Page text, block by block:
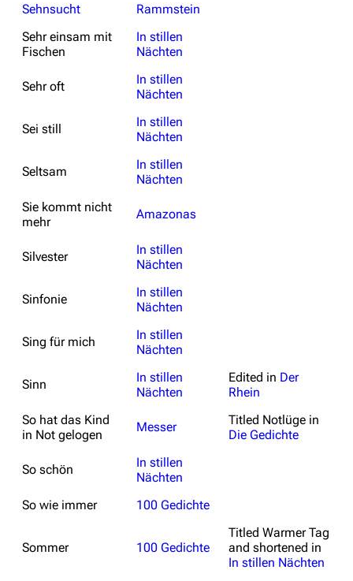
Sehnsucht
Rammstein
Sehr einsam mit
Fischen
In stillen
Nächten
Sehr oft
In stillen
Nächten
Sei still
In stillen
Nächten
Seltsam
In stillen
Nächten
Sie kommt nicht
mehr
Amazonas
Silvester
In stillen
Nächten
Sinfonie
In stillen
Nächten
Sing für mich
In stillen
Nächten
Sinn
In stillen
Nächten
Edited in Der
Rhein
So hat das Kind
in Not gelogen
Messer Titled Notlüge in
Die Gedichte
So schön
In stillen
Nächten
So wie immer
100 Gedichte
Sommer 100 Gedichte
Titled Warmer Tag
and shortened in
In stillen Nächten